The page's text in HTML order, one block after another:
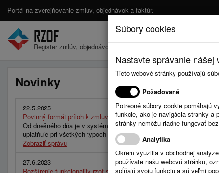
Portál na zverejňovanie zmlúv, objednávok a faktúr.
Register zmlúv, objednávok a faktúr.
Novinky
22.5.2025
Povinný formát príloh k zmluvám – PDF
Od dnešného dňa je v systéme RZOF.sk aktívna nová verzia,
uplatňuje pri všetkých typoch vstupov – cez webové rozhranie, API
Zobraziť správu
27.6.2023
Rozšírenie funkcionality rzof.sk pri používaní automatického
Súbory cookies
Nastavte správanie
Tieto webové stránky používajú
Požadované
Potrebné súbory cookie pomáhajú
funkcie, ako je navigácia stránky a
stránky nemôžu riadne fungovať
Analytika
Okrem využitia v obchodnej
používate našu webovú stránku,
spĺňajú svoju funkciu a sú veľmi